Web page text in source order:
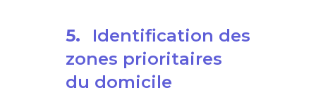
5.
Identification des
zones prioritaires
du domicile